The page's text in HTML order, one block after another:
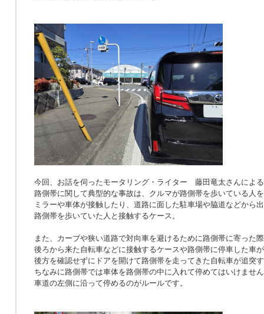
今回、お話を伺ったモータリング・ライター 藤田竜太さんによ
路側帯に関して典型的な事故は、クルマが路側帯を歩いている人
ミラーや車体が接触したり、道路に面した駐車場や脇道などから
路側帯を歩いていた人と接触するケース。
また、カーブや狭い道路で対向車を避けるために路側帯に寄った
後ろから来た自転車などに接触するケースや路側帯に停車した車
後方を確認せずにドアを開けて路側帯を走ってきた自転車が追突
ちなみに路側帯では車体を路側帯の中に入れて停めてはいけませ
車道の左側に沿って停めるのがルールです。